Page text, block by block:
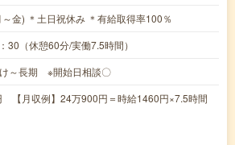
金) ＊土日祝休み ＊有給取得率100％
30（休憩60分/実働7.5時間）
～長期 ※開始日相談〇
【月収例】24万900円＝時給1460円×7.5時間